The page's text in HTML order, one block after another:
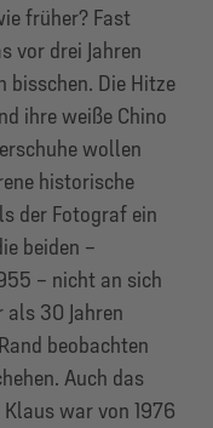
früher? Fast
vor drei Jahren
bisschen. Die Hitze
ihre weiße Chino
wollen
historische
der Fotograf ein
beiden –
– nicht an sich
als 30 Jahren
beobachten
Auch das
war von 1976